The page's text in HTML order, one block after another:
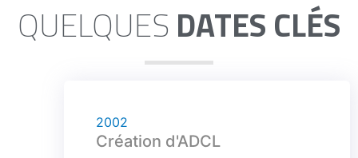
QUELQUES DATES CLÉS
2002
Création d'ADCL